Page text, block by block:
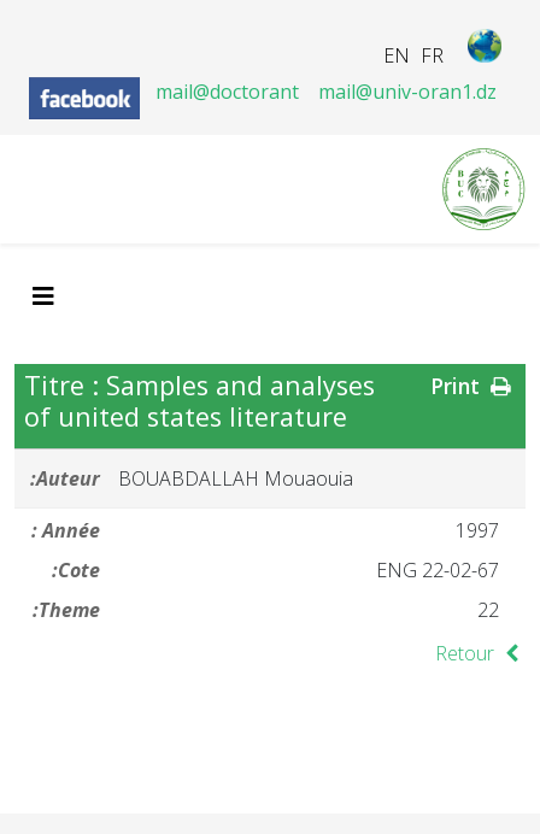
FR
EN
mail@doctorant
mail@univ-oran1.dz
Titre : Samples and analyses
of united states literature
Auteur:
BOUABDALLAH Mouaouia
Année :
1997
Cote:
ENG 22-02-67
Theme:
22
Retour